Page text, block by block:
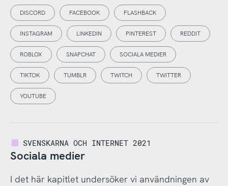
DISCORD FACEBOOK FLASHBACK
INSTAGRAM LINKEDIN PINTEREST REDDIT
ROBLOX SNAPCHAT SOCIALA MEDIER
TIKTOK TUMBLR TWITCH TWITTER
YOUTUBE
SVENSKARNA OCH INTERNET 2021
Sociala medier
I det här kapitlet undersöker vi användningen av